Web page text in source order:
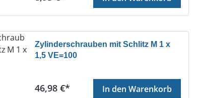
Zylinderschrauben mit Schlitz M 1 x
1,5 VE=100
Regulärer Preis:
46,98 €* In den Warenkorb